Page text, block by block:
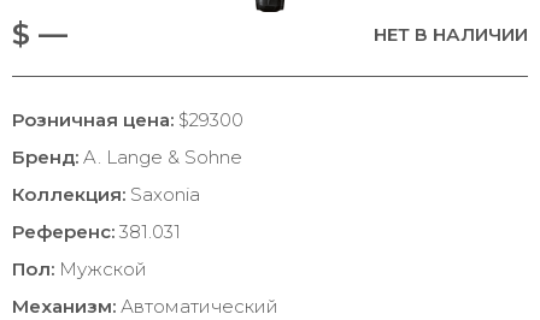
$ — НЕТ В НАЛИЧИИ
Розничная цена: $29300
Бренд: A. Lange & Sohne
Коллекция: Saxonia
Референс: 381.031
Пол: Мужской
Механизм: Автоматический